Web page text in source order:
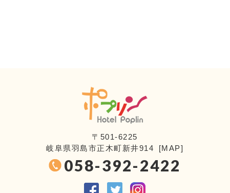
〒501-6225
岐阜県羽島市正木町新井914 [MAP]
058-392-2422